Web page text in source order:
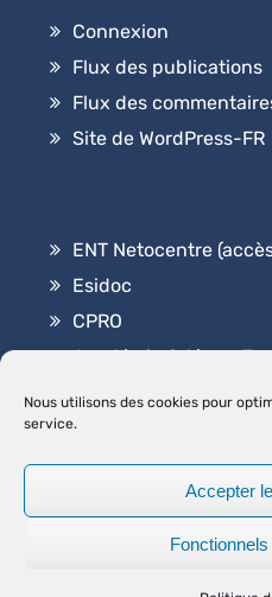
Nous utilisons des cookies pour
service.
Accepter
Connexion
Flux des publications
Flux des
Site de WordPress-FR
ENT Netocentre
Esidoc
CPRO
Académie Orléans-
Contact
Lycée Professionnel
Theme
MENTIONS LÉGALES